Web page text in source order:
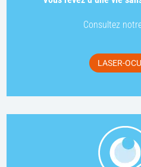
Consultez
LASER-